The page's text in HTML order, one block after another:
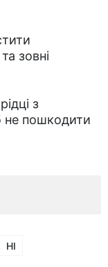
зовні
з
не пошкодити
НІ